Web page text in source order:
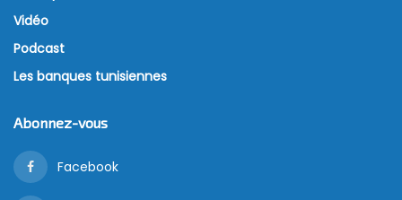
Vidéo
Podcast
Les banques tunisiennes
Abonnez-vous
Facebook